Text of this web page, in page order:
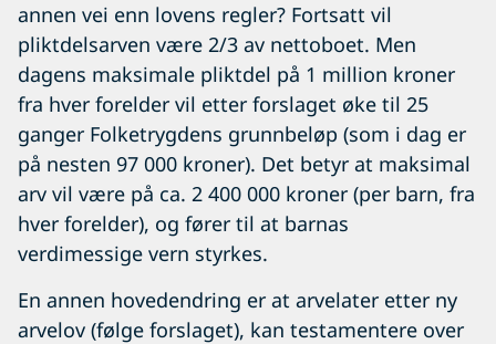
annen vei enn lovens regler? Fortsatt vil
pliktdelsarven være 2/3 av nettoboet. Men
dagens maksimale pliktdel på 1 million kroner
fra hver forelder vil etter forslaget øke til 25
ganger Folketrygdens grunnbeløp (som i dag er
på nesten 97 000 kroner). Det betyr at maksimal
arv vil være på ca. 2 400 000 kroner (per barn, fra
hver forelder), og fører til at barnas
verdimessige vern styrkes.
En annen hovedendring er at arvelater etter ny
arvelov (følge forslaget), kan testamentere over